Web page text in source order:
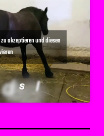
akzeptieren und diesen